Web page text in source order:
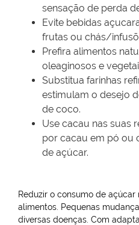
sensação de perda
Evite bebidas
frutas ou chás/
Prefira alimentos
oleaginosos e
Substitua farinhas
estimulam o desejo
de coco.
Use cacau nas suas
por cacau em pó ou
de açúcar.
Reduzir o consumo de
alimentos. Pequenas
diversas doenças. Com